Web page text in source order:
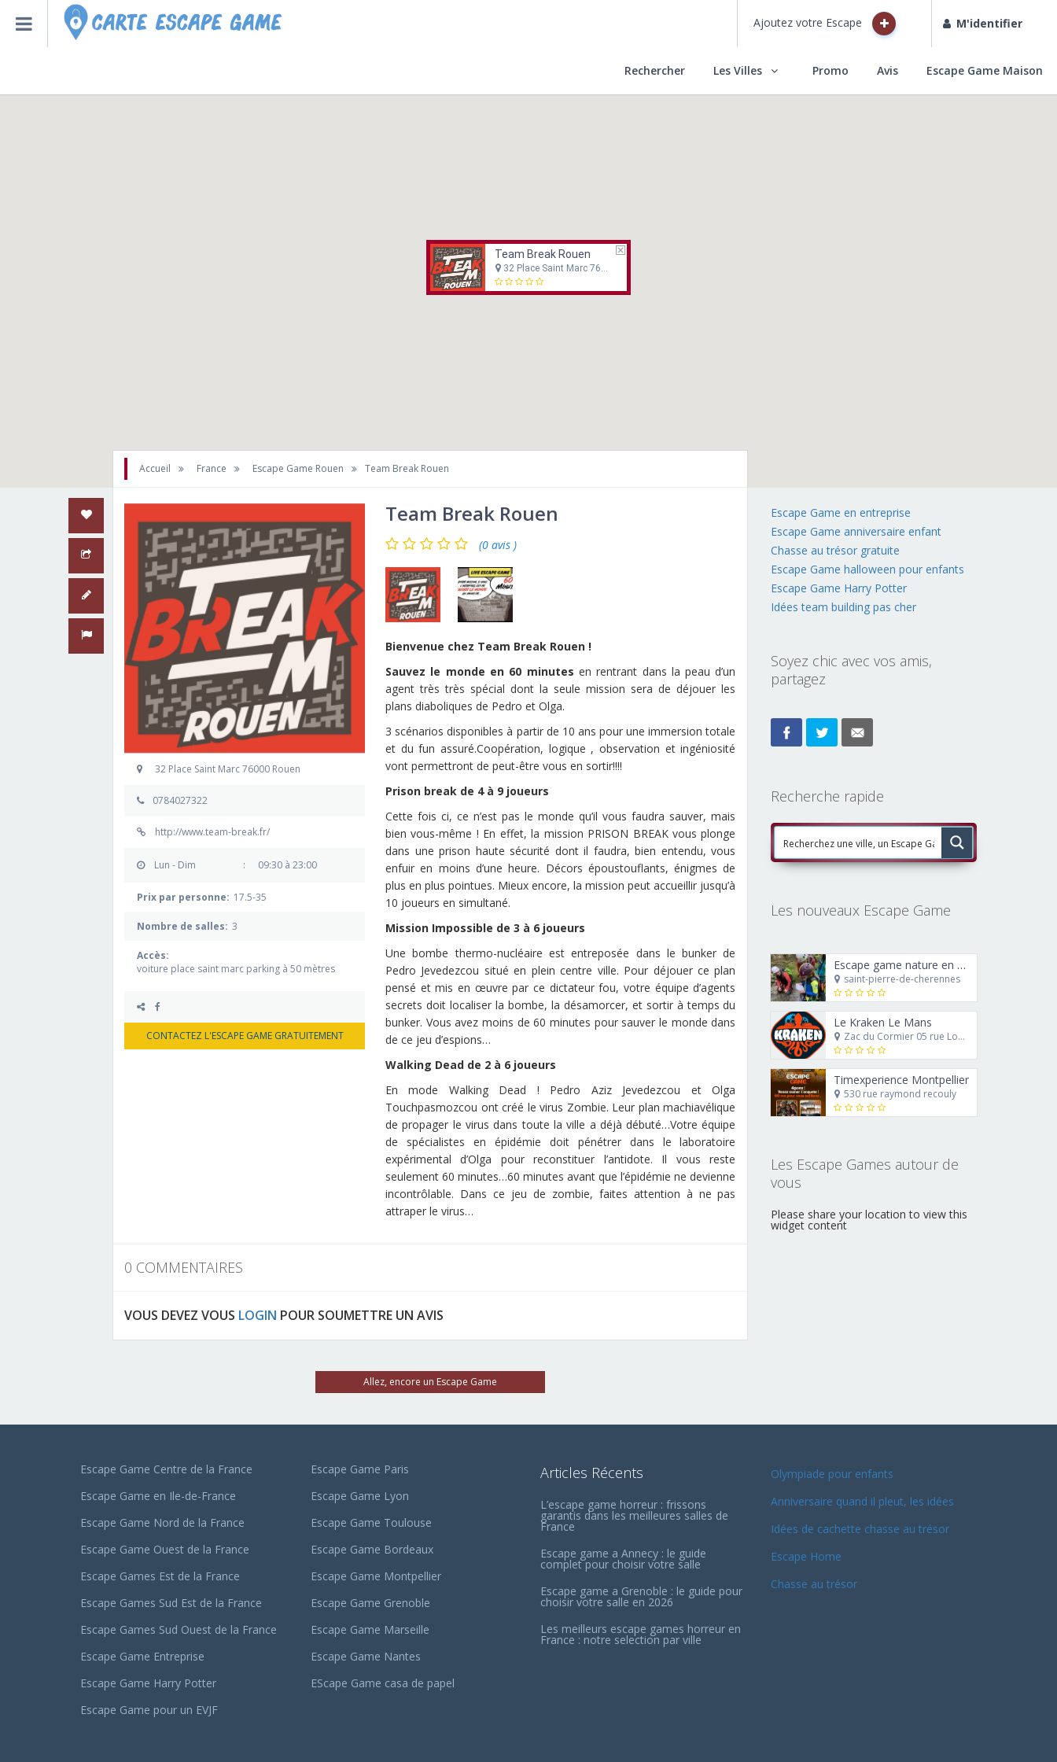
Ajoutez votre Escape M'identifier
Rechercher Les Villes Promo Avis Escape Game Maison
Team Break Rouen
32 Place Saint Marc 76000 Rouen
Accueil France Escape Game Rouen Team Break Rouen
32 Place Saint Marc 76000 Rouen
0784027322
http://www.team-break.fr/
Lun - Dim : 09:30 à 23:00
Prix par personne: 17.5-35
Nombre de salles: 3
Accès:
voiture place saint marc parking à 50 mètres
CONTACTEZ L'ESCAPE GAME GRATUITEMENT
Team Break Rouen
(0 avis )
Bienvenue chez Team Break Rouen !
Sauvez le monde en 60 minutes en rentrant dans la peau d’un
agent très très spécial dont la seule mission sera de déjouer les
plans diaboliques de Pedro et Olga.
3 scénarios disponibles à partir de 10 ans pour une immersion totale
et du fun assuré.Coopération, logique , observation et ingéniosité
vont permettront de peut-être vous en sortir!!!!
Prison break de 4 à 9 joueurs
Cette fois ci, ce n’est pas le monde qu’il vous faudra sauver, mais
bien vous-même ! En effet, la mission PRISON BREAK vous plonge
dans une prison haute sécurité dont il faudra, bien entendu, vous
enfuir en moins d’une heure. Décors époustouflants, énigmes de
plus en plus pointues. Mieux encore, la mission peut accueillir jusqu’à
10 joueurs en simultané.
Mission Impossible de 3 à 6 joueurs
Une bombe thermo-nucléaire est entreposée dans le bunker de
Pedro Jevedezcou situé en plein centre ville. Pour déjouer ce plan
pensé et mis en œuvre par ce dictateur fou, votre équipe d’agents
secrets doit localiser la bombe, la désamorcer, et sortir à temps du
bunker. Vous avez moins de 60 minutes pour sauver le monde dans
de ce jeu d’espions…
Walking Dead de 2 à 6 joueurs
En mode Walking Dead ! Pedro Aziz Jevedezcou et Olga
Touchpasmozcou ont créé le virus Zombie. Leur plan machiavélique
de propager le virus dans toute la ville a déjà débuté…Votre équipe
de spécialistes en épidémie doit pénétrer dans le laboratoire
expérimental d’Olga pour reconstituer l’antidote. Il vous reste
seulement 60 minutes…60 minutes avant que l’épidémie ne devienne
incontrôlable. Dans ce jeu de zombie, faites attention à ne pas
attraper le virus…
0 COMMENTAIRES
VOUS DEVEZ VOUS LOGIN POUR SOUMETTRE UN AVIS
Allez, encore un Escape Game
Escape Game en entreprise
Escape Game anniversaire enfant
Chasse au trésor gratuite
Escape Game halloween pour enfants
Escape Game Harry Potter
Idées team building pas cher
Soyez chic avec vos amis,
partagez
Recherche rapide
Les nouveaux Escape Game
Escape game nature en canyoning : le trésor de Ra’Carmes le rouge
saint-pierre-de-cherennes
Le Kraken Le Mans
Zac du Cormier 05 rue Louis Blériot 72230 Mulsanne
Timexperience Montpellier
530 rue raymond recouly
Les Escape Games autour de
vous
Please share your location to view this
widget content
Escape Game Centre de la France
Escape Game en Ile-de-France
Escape Game Nord de la France
Escape Game Ouest de la France
Escape Games Est de la France
Escape Games Sud Est de la France
Escape Games Sud Ouest de la France
Escape Game Entreprise
Escape Game Harry Potter
Escape Game pour un EVJF
Escape Game Paris
Escape Game Lyon
Escape Game Toulouse
Escape Game Bordeaux
Escape Game Montpellier
Escape Game Grenoble
Escape Game Marseille
Escape Game Nantes
EScape Game casa de papel
Articles Récents
L’escape game horreur : frissons
garantis dans les meilleures salles de
France
Escape game a Annecy : le guide
complet pour choisir votre salle
Escape game a Grenoble : le guide pour
choisir votre salle en 2026
Les meilleurs escape games horreur en
France : notre selection par ville
Olympiade pour enfants
Anniversaire quand il pleut, les idées
Idées de cachette chasse au trésor
Escape Home
Chasse au trésor